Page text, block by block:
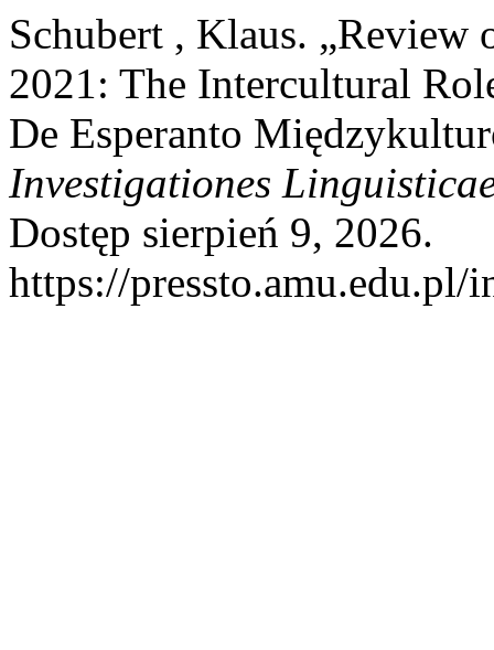
Schubert , Klaus. „Review
2021: The Intercultural
De Esperanto
Investigationes
Dostęp sierpień 9, 2026.
https://